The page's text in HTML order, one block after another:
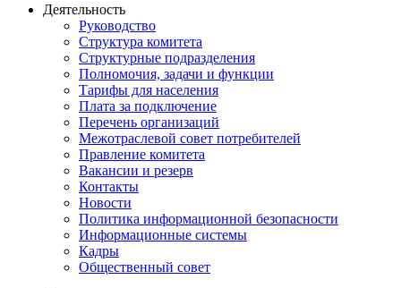
Деятельность
Руководство
Структура комитета
Структурные подразделения
Полномочия, задачи и функции
Тарифы для населения
Плата за подключение
Перечень организаций
Межотраслевой совет потребителей
Правление комитета
Вакансии и резерв
Контакты
Новости
Политика информационной безопасности
Информационные системы
Кадры
Общественный совет